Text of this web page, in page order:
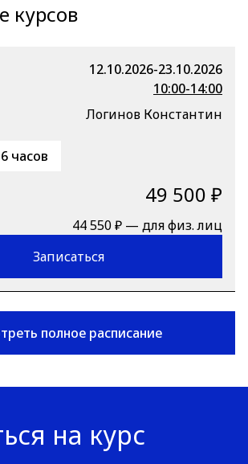
курсов
12.10.2026-23.10.2026
10:00-14:00
Логинов Константин
часов
49 500 ₽
44 550 ₽ — для физ. лиц
Записаться
полное расписание
на курс